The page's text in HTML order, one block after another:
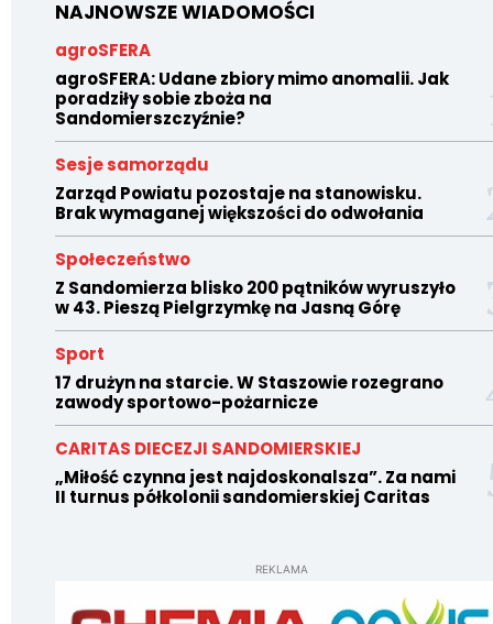
NAJNOWSZE WIADOMOŚCI
agroSFERA
agroSFERA: Udane zbiory mimo anomalii. Jak
poradziły sobie zboża na
Sandomierszczyźnie?
Sesje samorządu
Zarząd Powiatu pozostaje na stanowisku.
Brak wymaganej większości do odwołania
Społeczeństwo
Z Sandomierza blisko 200 pątników wyruszyło
w 43. Pieszą Pielgrzymkę na Jasną Górę
Sport
17 drużyn na starcie. W Staszowie rozegrano
zawody sportowo-pożarnicze
CARITAS DIECEZJI SANDOMIERSKIEJ
„Miłość czynna jest najdoskonalsza”. Za nami
II turnus półkolonii sandomierskiej Caritas
REKLAMA